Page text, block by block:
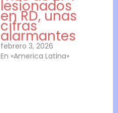
lesionados
en RD, unas
cifras
alarmantes
febrero 3, 2026
En «America Latina»